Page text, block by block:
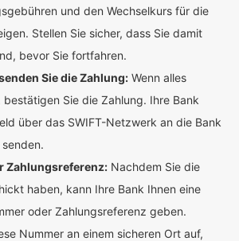
und den Wechselkurs für die
Stellen Sie sicher, dass Sie damit
bevor Sie fortfahren.
Sie die Zahlung: Wenn alles
Sie die Zahlung. Ihre Bank
über das SWIFT-Netzwerk an die Bank
Zahlungsreferenz: Nachdem Sie die
haben, kann Ihre Bank Ihnen eine
oder Zahlungsreferenz geben.
Nummer an einem sicheren Ort auf,